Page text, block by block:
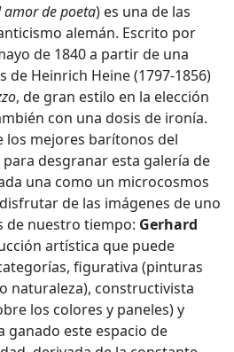
amor de poeta) es una de las
alemán. Escrito por
de 1840 a partir de una
de Heinrich Heine (1797-1856)
, de gran estilo en la elección
con una dosis de ironía.
los mejores barítonos del
para desgranar esta galería de
una como un microcosmos
de las imágenes de uno
de nuestro tiempo: Gerhard
artística que puede
figurativa (pinturas
naturaleza), constructivista
los colores y paneles) y
ganado este espacio de